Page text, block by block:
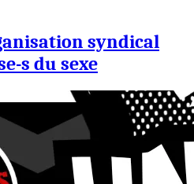
syndical
s du sexe